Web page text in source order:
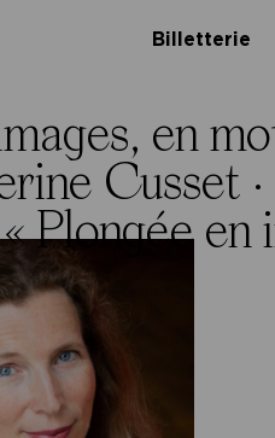
cookies
Billetterie
en
Cusset ·
« Plongée en